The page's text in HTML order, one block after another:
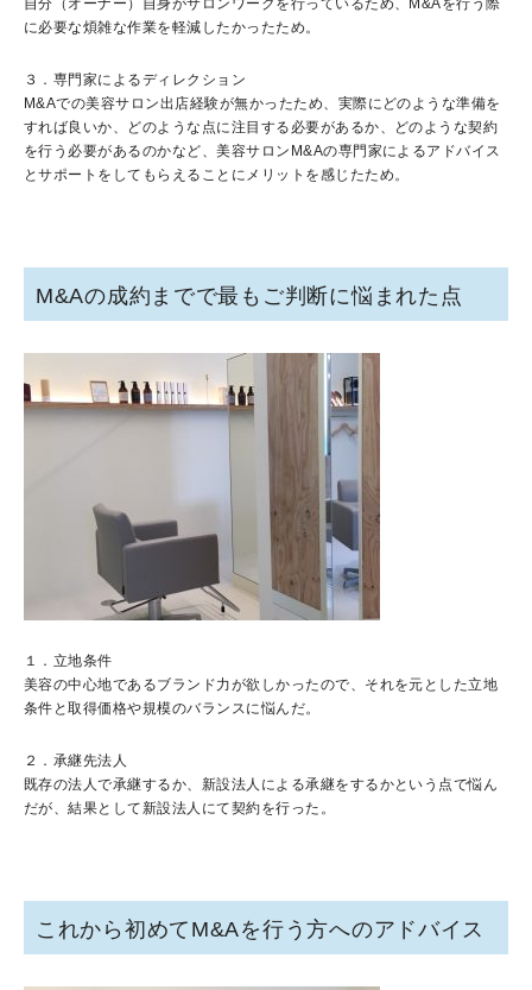
に必要な煩雑な作業を軽減したかったため。
３．専門家によるディレクション
M&Aでの美容サロン出店経験が無かったため、実際にどのような準備を
すれば良いか、どのような点に注目する必要があるか、どのような契約
を行う必要があるのかなど、美容サロンM&Aの専門家によるアドバイス
とサポートをしてもらえることにメリットを感じたため。
M&Aの成約までで最もご判断に悩まれた点
１．立地条件
美容の中心地であるブランド力が欲しかったので、それを元とした立地
条件と取得価格や規模のバランスに悩んだ。
２．承継先法人
既存の法人で承継するか、新設法人による承継をするかという点で悩ん
だが、結果として新設法人にて契約を行った。
これから初めてM&Aを行う方へのアドバイス